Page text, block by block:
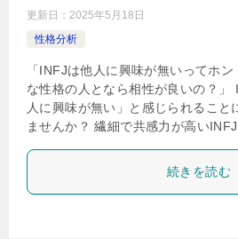
更新日： 2025年5月18日
性格分析
「INFJは他人に興味が無いってホ
な性格の人となら相性が良いの？」
人に興味が無い」と感じられること
ませんか？ 繊細で共感力が高い
続きを読む